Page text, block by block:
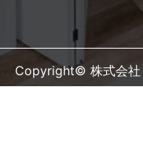
Copyright© 株式会